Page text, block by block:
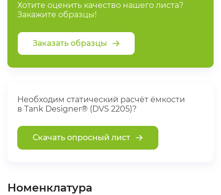
Хотите оценить качество нашего листа?
Закажите образцы!
Заказать образцы
Необходим статический расчёт ёмкости
в Tank Designer® (DVS 2205)?
Скачать опросный лист
Номенклатура